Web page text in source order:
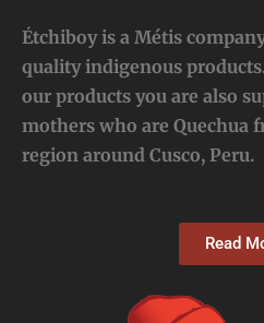
Étchiboy is a Métis
quality indigenous
our products you are also
mothers who are Quechua
region around Cusco, Peru.
Read